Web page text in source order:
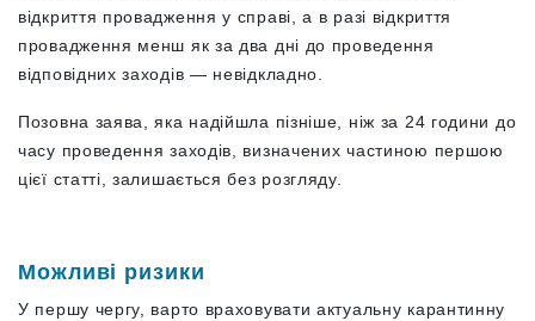
відкриття провадження у справі, а в разі відкриття
провадження менш як за два дні до проведення
відповідних заходів — невідкладно.
Позовна заява, яка надійшла пізніше, ніж за 24 години до
часу проведення заходів, визначених частиною першою
цієї статті, залишається без розгляду.
Можливі ризики
У першу чергу, варто враховувати актуальну карантинну